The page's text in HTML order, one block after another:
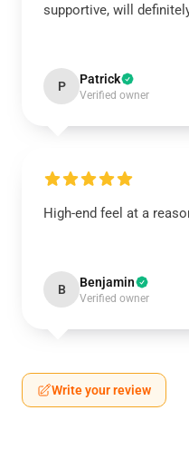
supportive, will
P Patrick
Verified owner
High-end feel at a
B Benjamin
Verified owner
Write your review